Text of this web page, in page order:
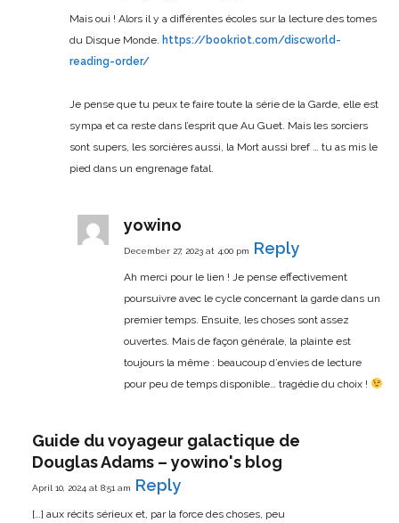
Mais oui ! Alors il y a différentes écoles sur la lecture des tomes
du Disque Monde. https://bookriot.com/discworld-
reading-order/
Je pense que tu peux te faire toute la série de la Garde, elle est
sympa et ca reste dans l’esprit que Au Guet. Mais les sorciers
sont supers, les sorcières aussi, la Mort aussi bref … tu as mis le
pied dans un engrenage fatal.
yowino
December 27, 2023 at 4:00 pm Reply
Ah merci pour le lien ! Je pense effectivement
poursuivre avec le cycle concernant la garde dans un
premier temps. Ensuite, les choses sont assez
ouvertes. Mais de façon générale, la plainte est
toujours la même : beaucoup d’envies de lecture
pour peu de temps disponible… tragédie du choix !
Guide du voyageur galactique de
Douglas Adams – yowino's blog
April 10, 2024 at 8:51 am Reply
[…] aux récits sérieux et, par la force des choses, peu